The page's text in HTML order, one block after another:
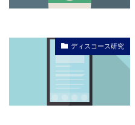
ディスコース研究